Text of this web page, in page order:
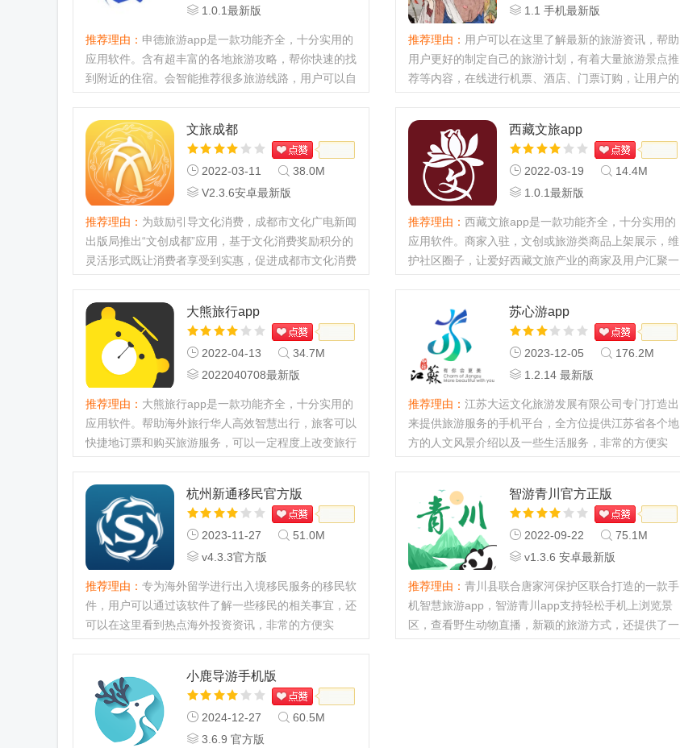
1.0.1最新版
推荐理由： 申德旅游app是一款功能齐全，十分实用的
应用软件。含有超丰富的各地旅游攻略，帮你快速的找
到附近的住宿。会智能推荐很多旅游线路，用户可以自
1.1 手机最新版
推荐理由： 用户可以在这里了解最新的旅游资讯，帮助
用户更好的制定自己的旅游计划，有着大量旅游景点推
荐等内容，在线进行机票、酒店、门票订购，让用户的
文旅成都
2022-03-11
38.0M
V2.3.6安卓最新版
推荐理由： 为鼓励引导文化消费，成都市文化广电新闻
出版局推出“文创成都”应用，基于文化消费奖励积分的
灵活形式既让消费者享受到实惠，促进成都市文化消费
西藏文旅app
2022-03-19
14.4M
1.0.1最新版
推荐理由： 西藏文旅app是一款功能齐全，十分实用的
应用软件。商家入驻，文创或旅游类商品上架展示，维
护社区圈子，让爱好西藏文旅产业的商家及用户汇聚一
大熊旅行app
2022-04-13
34.7M
2022040708最新版
推荐理由： 大熊旅行app是一款功能齐全，十分实用的
应用软件。帮助海外旅行华人高效智慧出行，旅客可以
快捷地订票和购买旅游服务，可以一定程度上改变旅行
苏心游app
2023-12-05
176.2M
1.2.14 最新版
推荐理由： 江苏大运文化旅游发展有限公司专门打造出
来提供旅游服务的手机平台，全方位提供江苏省各个地
方的人文风景介绍以及一些生活服务，非常的方便实
杭州新通移民官方版
2023-11-27
51.0M
v4.3.3官方版
推荐理由： 专为海外留学进行出入境移民服务的移民软
件，用户可以通过该软件了解一些移民的相关事宜，还
可以在这里看到热点海外投资资讯，非常的方便实
智游青川官方正版
2022-09-22
75.1M
v1.3.6 安卓最新版
推荐理由： 青川县联合唐家河保护区联合打造的一款手
机智慧旅游app，智游青川app支持轻松手机上浏览景
区，查看野生动物直播，新颖的旅游方式，还提供了一
小鹿导游手机版
2024-12-27
60.5M
3.6.9 官方版